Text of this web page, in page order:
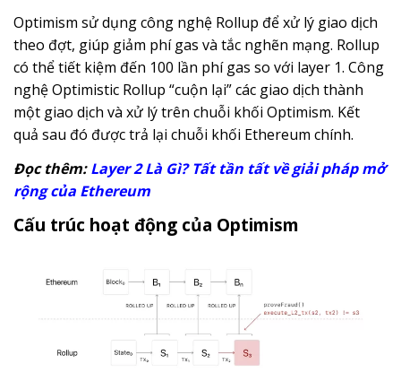
Optimism sử dụng công nghệ Rollup để xử lý giao dịch
theo đợt, giúp giảm phí gas và tắc nghẽn mạng. Rollup
có thể tiết kiệm đến 100 lần phí gas so với layer 1. Công
nghệ Optimistic Rollup “cuộn lại” các giao dịch thành
một giao dịch và xử lý trên chuỗi khối Optimism. Kết
quả sau đó được trả lại chuỗi khối Ethereum chính.
Đọc thêm:Layer 2 Là Gì? Tất tần tất về giải pháp mở
rộng của Ethereum
Cấu trúc hoạt động của Optimism